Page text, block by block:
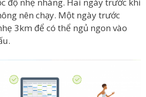
nên chạy. Một ngày trước
3km để có thể ngủ ngon vào